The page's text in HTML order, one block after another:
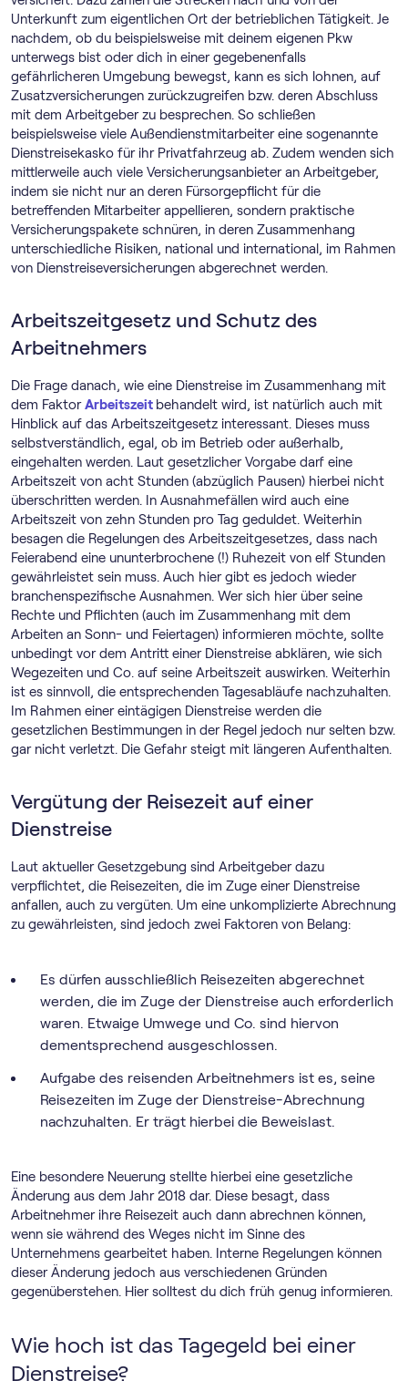
Unterkunft zum eigentlichen Ort der betrieblichen Tätigkeit. Je
nachdem, ob du beispielsweise mit deinem eigenen Pkw
unterwegs bist oder dich in einer gegebenenfalls
gefährlicheren Umgebung bewegst, kann es sich lohnen, auf
Zusatzversicherungen zurückzugreifen bzw. deren Abschluss
mit dem Arbeitgeber zu besprechen. So schließen
beispielsweise viele Außendienstmitarbeiter eine sogenannte
Dienstreisekasko für ihr Privatfahrzeug ab. Zudem wenden sich
mittlerweile auch viele Versicherungsanbieter an Arbeitgeber,
indem sie nicht nur an deren Fürsorgepflicht für die
betreffenden Mitarbeiter appellieren, sondern praktische
Versicherungspakete schnüren, in deren Zusammenhang
unterschiedliche Risiken, national und international, im Rahmen
von Dienstreiseversicherungen abgerechnet werden.
Arbeitszeitgesetz und Schutz des
Arbeitnehmers
Die Frage danach, wie eine Dienstreise im Zusammenhang mit
dem FaktorArbeitszeit behandelt wird, ist natürlich auch mit
Hinblick auf das Arbeitszeitgesetz interessant. Dieses muss
selbstverständlich, egal, ob im Betrieb oder außerhalb,
eingehalten werden. Laut gesetzlicher Vorgabe darf eine
Arbeitszeit von acht Stunden (abzüglich Pausen) hierbei nicht
überschritten werden. In Ausnahmefällen wird auch eine
Arbeitszeit von zehn Stunden pro Tag geduldet. Weiterhin
besagen die Regelungen des Arbeitszeitgesetzes, dass nach
Feierabend eine ununterbrochene (!) Ruhezeit von elf Stunden
gewährleistet sein muss. Auch hier gibt es jedoch wieder
branchenspezifische Ausnahmen. Wer sich hier über seine
Rechte und Pflichten (auch im Zusammenhang mit dem
Arbeiten an Sonn- und Feiertagen) informieren möchte, sollte
unbedingt vor dem Antritt einer Dienstreise abklären, wie sich
Wegezeiten und Co. auf seine Arbeitszeit auswirken. Weiterhin
ist es sinnvoll, die entsprechenden Tagesabläufe nachzuhalten.
Im Rahmen einer eintägigen Dienstreise werden die
gesetzlichen Bestimmungen in der Regel jedoch nur selten bzw.
gar nicht verletzt. Die Gefahr steigt mit längeren Aufenthalten.
Vergütung der Reisezeit auf einer
Dienstreise
Laut aktueller Gesetzgebung sind Arbeitgeber dazu
verpflichtet, die Reisezeiten, die im Zuge einer Dienstreise
anfallen, auch zu vergüten. Um eine unkomplizierte Abrechnung
zu gewährleisten, sind jedoch zwei Faktoren von Belang:
Es dürfen ausschließlich Reisezeiten abgerechnet
werden, die im Zuge der Dienstreise auch erforderlich
waren. Etwaige Umwege und Co. sind hiervon
dementsprechend ausgeschlossen.
Aufgabe des reisenden Arbeitnehmers ist es, seine
Reisezeiten im Zuge der Dienstreise-Abrechnung
nachzuhalten. Er trägt hierbei die Beweislast.
Eine besondere Neuerung stellte hierbei eine gesetzliche
Änderung aus dem Jahr 2018 dar. Diese besagt, dass
Arbeitnehmer ihre Reisezeit auch dann abrechnen können,
wenn sie während des Weges nicht im Sinne des
Unternehmens gearbeitet haben. Interne Regelungen können
dieser Änderung jedoch aus verschiedenen Gründen
gegenüberstehen. Hier solltest du dich früh genug informieren.
Wie hoch ist das Tagegeld bei einer
Dienstreise?